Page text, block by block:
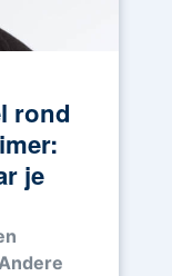
rond
je